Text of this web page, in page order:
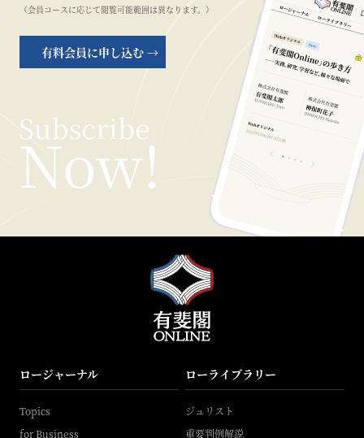
（会員コースに応じて閲覧可能範囲は異なります。）
有料会員に申し込む →
ロージャーナル
Topics
for Business
ローライブラリー
ジュリスト
重要判例解説